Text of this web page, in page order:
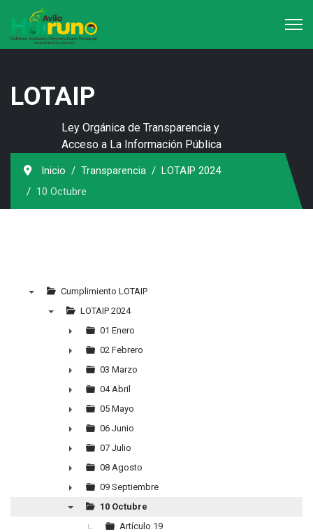
LOTAIP
Ley Orgánica de Transparencia y
Acceso a La Información Pública
Inicio Transparencia
LOTAIP 2024
10 Octubre
Cumplimiento LOTAIP
LOTAIP 2024
►
01 Enero
►
02 Febrero
►
03 Marzo
►
04 Abril
►
05 Mayo
►
06 Junio
►
07 Julio
►
08 Agosto
►
09 Septiembre
10 Octubre
Artículo 19